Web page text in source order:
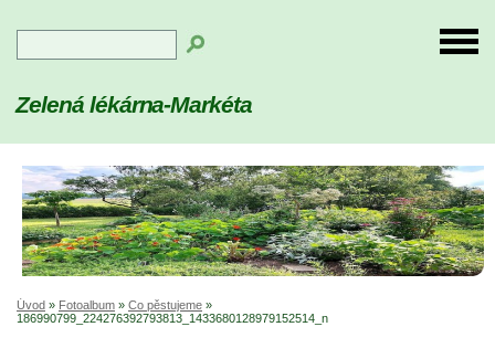
Zelená lékárna-Markéta
Úvod » Fotoalbum » Co pěstujeme »
186990799_224276392793813_1433680128979152514_n